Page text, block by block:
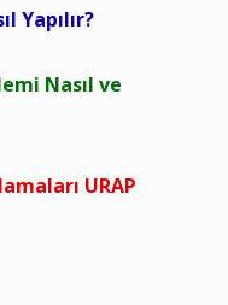
Yapılır?
Nasıl ve
URAP